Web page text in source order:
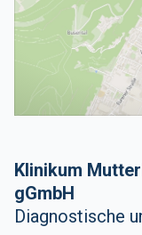
Klinikum
gGmbH
Diagnostische